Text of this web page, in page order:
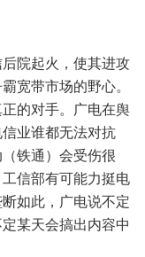
院起火，使其进攻
宽带市场的野心。
的对手。广电在舆
业谁都无法对抗
铁通）会受伤很
信部有可能力挺电
如此，广电说不定
某天会搞出内容中